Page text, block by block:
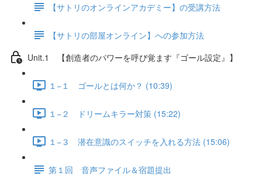
【サトリのオンラインアカデミー】の受講方法
【サトリの部屋オンライン】への参加方法
Unit.1 【創造者のパワーを呼び覚ます『ゴール設定』】
１−１ ゴールとは何か？ (10:39)
１−２ ドリームキラー対策 (15:22)
１−３ 潜在意識のスイッチを入れる方法 (15:06)
第１回 音声ファイル＆宿題提出